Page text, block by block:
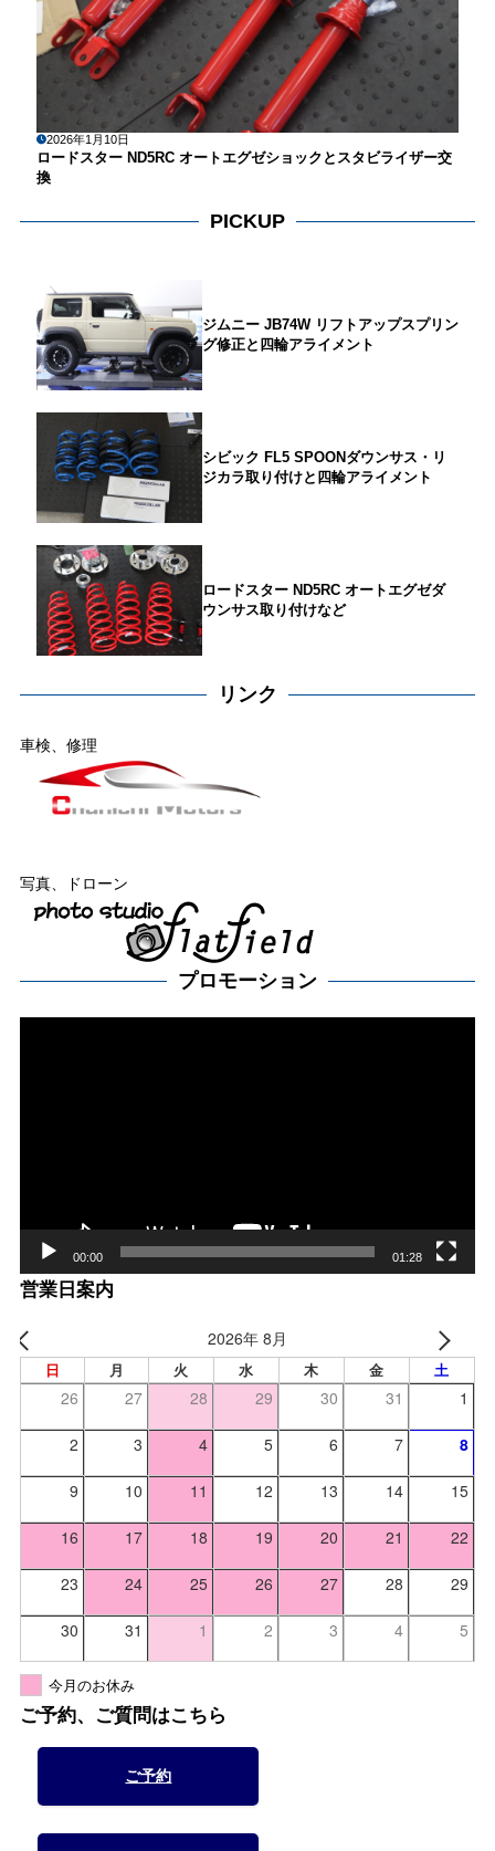
2026年1月10日
ロードスター ND5RC オートエグゼショックとスタビライザー交
換
PICKUP
ジムニー JB74W リフトアップスプリン
グ修正と四輪アライメント
シビック FL5 SPOONダウンサス・リ
ジカラ取り付けと四輪アライメント
ロードスター ND5RC オートエグゼダ
ウンサス取り付けなど
リンク
車検、修理
写真、ドローン
プロモーション
00:00 01:28
営業日案内
2026年 8月
日 月 火 水 木 金 土
26 27 28 29 30 31 1
2 3 4 5 6 7 8
9 10 11 12 13 14 15
16 17 18 19 20 21 22
23 24 25 26 27 28 29
30 31 1 2 3 4 5
今月のお休み
ご予約、ご質問はこちら
ご予約